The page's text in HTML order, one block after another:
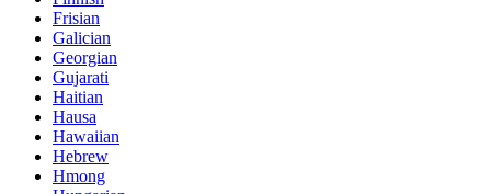
Frisian
Galician
Georgian
Gujarati
Haitian
Hausa
Hawaiian
Hebrew
Hmong